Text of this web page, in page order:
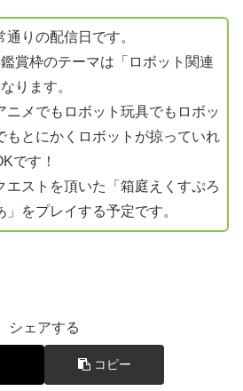
通りの配信日です。
賞枠のテーマは「ロボット関連
ります。
ニメでもロボット玩具でもロボッ
もとにかくロボットが掠っていれ
です！
エストを頂いた「箱庭えくすぷろ
」をプレイする予定です。
シェアする
コピー